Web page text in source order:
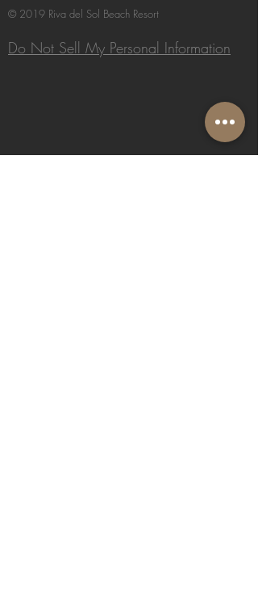
© 2019 Riva del Sol Beach Resort
Do Not Sell My Personal Information